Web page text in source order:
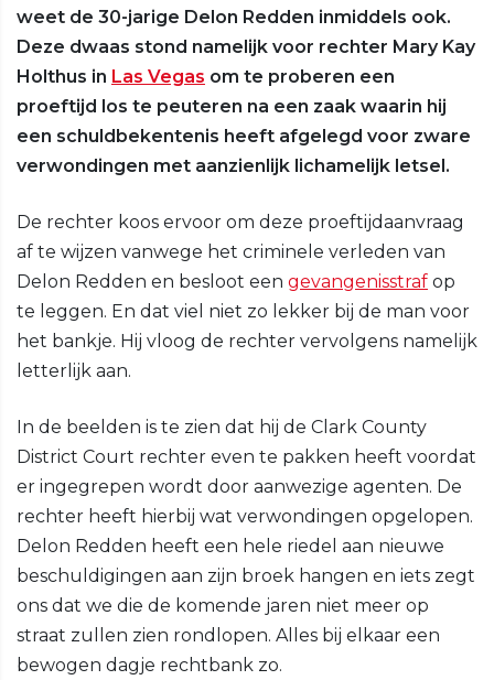
weet de 30-jarige Delon Redden inmiddels ook.
Deze dwaas stond namelijk voor rechter Mary Kay
Holthus in Las Vegas om te proberen een
proeftijd los te peuteren na een zaak waarin hij
een schuldbekentenis heeft afgelegd voor zware
verwondingen met aanzienlijk lichamelijk letsel.
De rechter koos ervoor om deze proeftijdaanvraag
af te wijzen vanwege het criminele verleden van
Delon Redden en besloot een gevangenisstraf op
te leggen. En dat viel niet zo lekker bij de man voor
het bankje. Hij vloog de rechter vervolgens namelijk
letterlijk aan.
In de beelden is te zien dat hij de Clark County
District Court rechter even te pakken heeft voordat
er ingegrepen wordt door aanwezige agenten. De
rechter heeft hierbij wat verwondingen opgelopen.
Delon Redden heeft een hele riedel aan nieuwe
beschuldigingen aan zijn broek hangen en iets zegt
ons dat we die de komende jaren niet meer op
straat zullen zien rondlopen. Alles bij elkaar een
bewogen dagje rechtbank zo.